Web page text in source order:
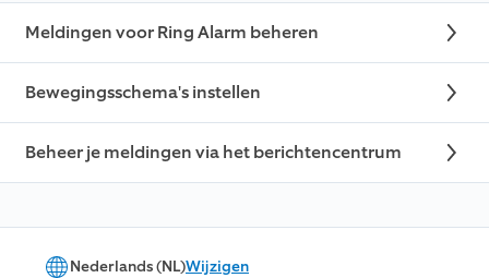
Meldingen voor Ring Alarm beheren
Bewegingsschema's instellen
Beheer je meldingen via het berichtencentrum
Nederlands (NL)Wijzigen